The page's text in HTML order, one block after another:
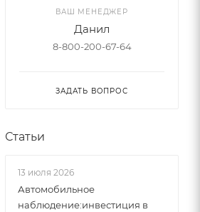
ВАШ МЕНЕДЖЕР
Данил
8-800-200-67-64
ЗАДАТЬ ВОПРОС
Статьи
13 июля 2026
Автомобильное
наблюдение:инвестиция в